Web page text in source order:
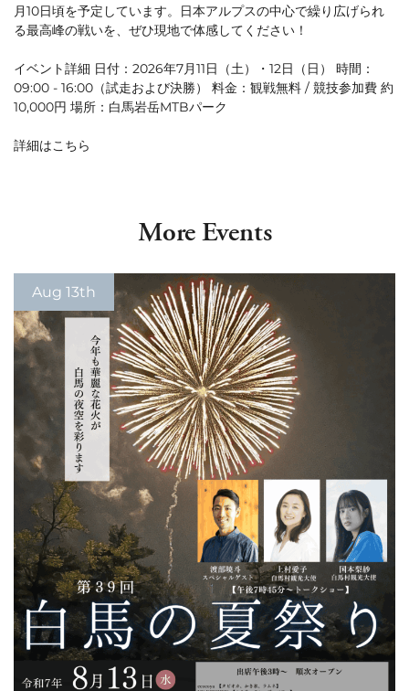
月10日頃を予定しています。日本アルプスの中心で繰り広げられ
る最高峰の戦いを、ぜひ現地で体感してください！
イベント詳細 日付：2026年7月11日（土）・12日（日） 時間：
09:00 - 16:00（試走および決勝） 料金：観戦無料 / 競技参加費 約
10,000円 場所：白馬岩岳MTBパーク
詳細はこちら
More Events
Aug 13th